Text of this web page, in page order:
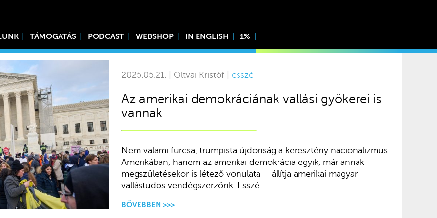
TÁMOGATÁS PODCAST WEBSHOP IN ENGLISH 1%
2025.05.21. | Oltvai Kristóf | esszé
Az amerikai demokráciának vallási gyökerei is
vannak
Nem valami furcsa, trumpista újdonság a keresztény nacionalizmus
Amerikában, hanem az amerikai demokrácia egyik, már annak
megszületésekor is létező vonulata – állítja amerikai magyar
vallástudós vendégszerzőnk. Esszé.
BŐVEBBEN >>>